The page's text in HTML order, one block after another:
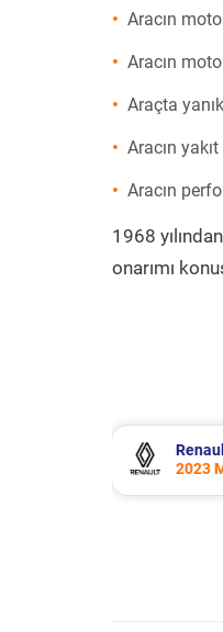
Aracın
Aracın
Araçta
Aracın
Aracın
1968
onarımı